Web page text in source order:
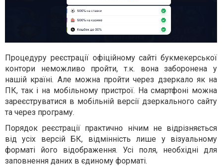
Процедуру реєстрації офіційному сайті букмекерської
контори неможливо пройти, т.к. вона заборонена у
нашій країні. Але можна пройти через дзеркало як на
ПК, так і на мобільному пристрої. На смартфоні можна
зареєструватися в мобільній версії дзеркального сайту
та через програму.
Порядок реєстрації практично нічим не відрізняється
від усіх версій БК, відмінність лише у візуальному
форматі його відображення. Усі поля, необхідні для
заповнення даних в єдиному форматі.